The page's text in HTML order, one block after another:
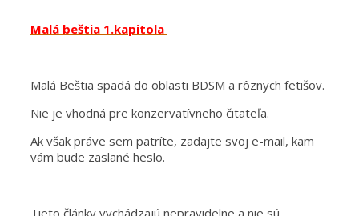
Malá beštia 1.kapitola
Malá Beštia spadá do oblasti BDSM a rôznych fetišov.
Nie je vhodná pre konzervatívneho čitateľa.
Ak však práve sem patríte, zadajte svoj e-mail, kam
vám bude zaslané heslo.